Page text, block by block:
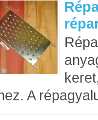
A